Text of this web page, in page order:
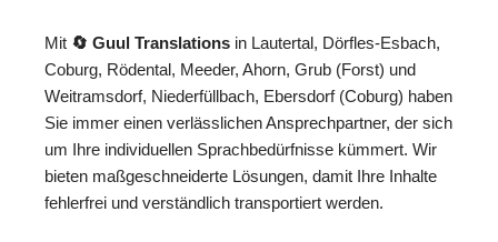
Mit 🔄 Guul Translations in Lautertal, Dörfles-Esbach,
Coburg, Rödental, Meeder, Ahorn, Grub (Forst) und
Weitramsdorf, Niederfüllbach, Ebersdorf (Coburg) haben
Sie immer einen verlässlichen Ansprechpartner, der sich
um Ihre individuellen Sprachbedürfnisse kümmert. Wir
bieten maßgeschneiderte Lösungen, damit Ihre Inhalte
fehlerfrei und verständlich transportiert werden.